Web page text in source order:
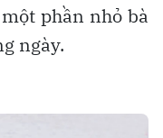
phần nhỏ bà
ngày.